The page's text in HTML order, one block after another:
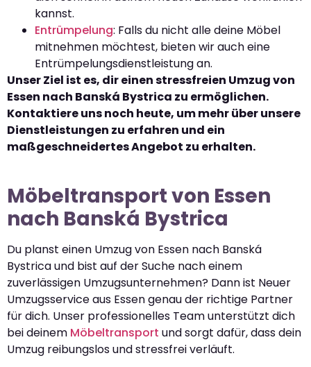
kannst.
Entrümpelung: Falls du nicht alle deine Möbel
mitnehmen möchtest, bieten wir auch eine
Entrümpelungsdienstleistung an.
Unser Ziel ist es, dir einen stressfreien Umzug von
Essen nach Banská Bystrica zu ermöglichen.
Kontaktiere uns noch heute, um mehr über unsere
Dienstleistungen zu erfahren und ein
maßgeschneidertes Angebot zu erhalten.
Möbeltransport von Essen
nach Banská Bystrica
Du planst einen Umzug von Essen nach Banská
Bystrica und bist auf der Suche nach einem
zuverlässigen Umzugsunternehmen? Dann ist Neuer
Umzugsservice aus Essen genau der richtige Partner
für dich. Unser professionelles Team unterstützt dich
bei deinem Möbeltransport und sorgt dafür, dass dein
Umzug reibungslos und stressfrei verläuft.